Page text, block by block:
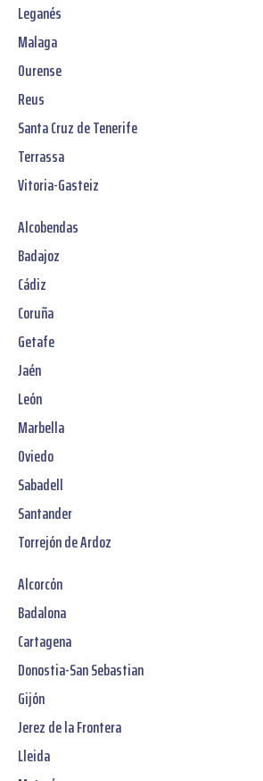
Leganés
Malaga
Ourense
Reus
Santa Cruz de Tenerife
Terrassa
Vitoria-Gasteiz
Alcobendas
Badajoz
Cádiz
Coruña
Getafe
Jaén
León
Marbella
Oviedo
Sabadell
Santander
Torrejón de Ardoz
Alcorcón
Badalona
Cartagena
Donostia-San Sebastian
Gijón
Jerez de la Frontera
Lleida